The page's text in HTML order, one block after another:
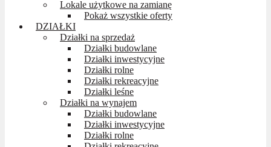
Lokale użytkowe na zamianę
Pokaż wszystkie oferty
DZIAŁKI
Działki na sprzedaż
Działki budowlane
Działki inwestycyjne
Działki rolne
Działki rekreacyjne
Działki leśne
Działki na wynajem
Działki budowlane
Działki inwestycyjne
Działki rolne